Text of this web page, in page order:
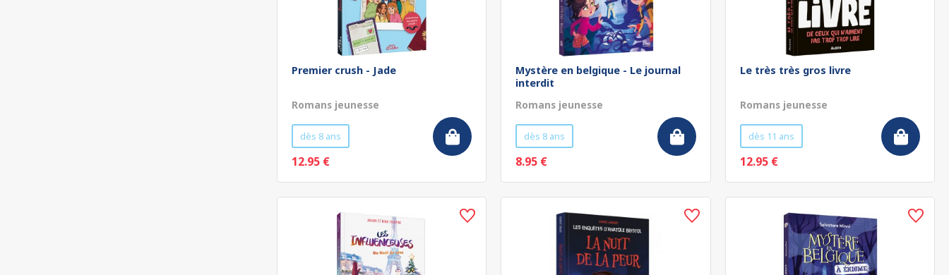
Premier crush - Jade
Romans jeunesse
dès 8 ans
12.95 €
Mystère en belgique - Le journal
interdit
Romans jeunesse
dès 8 ans
8.95 €
Le très très gros livre
Romans jeunesse
dès 11 ans
12.95 €